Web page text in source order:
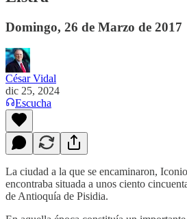
Domingo, 26 de Marzo de 2017
César Vidal
dic 25, 2024
Escucha
La ciudad a la que se encaminaron,
encontraba situada a unos ciento
de Antioquía de Pisidia.